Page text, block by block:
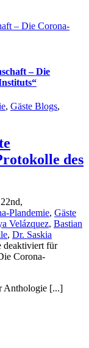
– Die Corona-
– Die
, Gäste Blogs,
des
Plandemie, Gäste
Velázquez, Bastian
, Dr. Saskia
deaktiviert für
Corona-
Anthologie [...]